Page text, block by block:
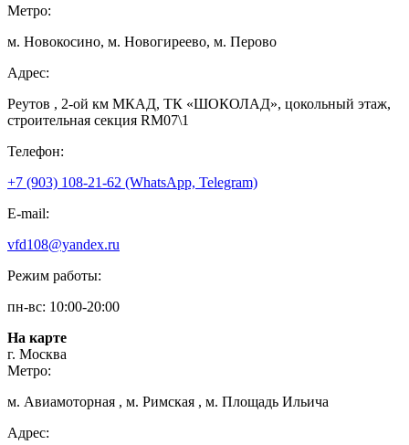
Метро:
м. Новокосино, м. Новогиреево, м. Перово
Адрес:
Реутов , 2-ой км МКАД, ТК «ШОКОЛАД», цокольный этаж,
строительная секция RM07\1
Телефон:
+7 (903) 108-21-62 (WhatsApp, Telegram)
E-mail:
vfd108@yandex.ru
Режим работы:
пн-вс: 10:00-20:00
На карте
г. Москва
Метро:
м. Авиамоторная , м. Римская , м. Площадь Ильича
Адрес: